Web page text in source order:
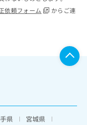
依頼フォーム
からご連
県
宮城県